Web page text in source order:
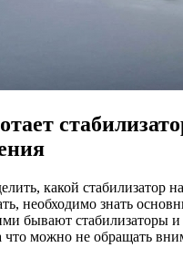
какой стабилизатор
необходимо знать
бывают стабилизаторы
что можно не обращать